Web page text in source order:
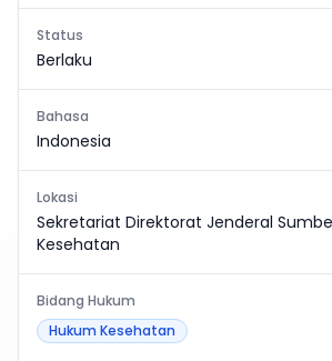
Status
Berlaku
Bahasa
Indonesia
Lokasi
Sekretariat Direktorat Jenderal
Kesehatan
Bidang Hukum
Hukum Kesehatan